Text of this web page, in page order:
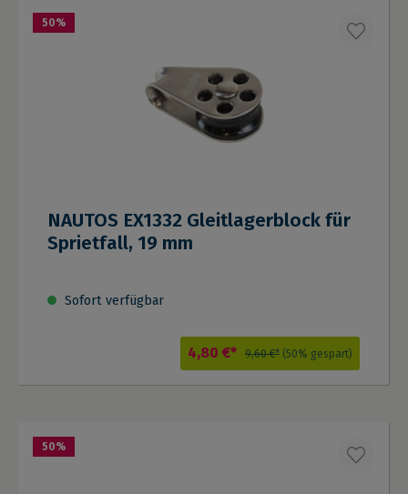
50%
NAUTOS EX1332 Gleitlagerblock für
Sprietfall, 19 mm
Sofort verfügbar
4,80 €* 9,60 €* (50% gespart)
50%